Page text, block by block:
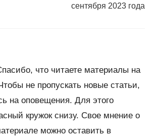
сентября 2023 года
что читаете материалы на
не пропускать новые статьи,
на оповещения. Для этого
кружок снизу. Свое мнение о
можно оставить в